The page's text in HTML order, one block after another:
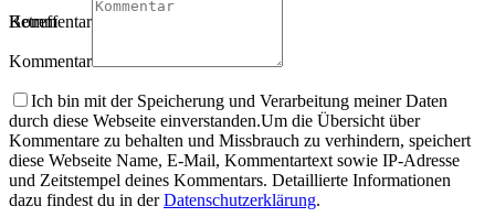
Betreff
Kommentartitel
Kommentar
Ich bin mit der Speicherung und Verarbeitung meiner Daten
durch diese Webseite einverstanden.Um die Übersicht über
Kommentare zu behalten und Missbrauch zu verhindern, speichert
diese Webseite Name, E-Mail, Kommentartext sowie IP-Adresse
und Zeitstempel deines Kommentars. Detaillierte Informationen
dazu findest du in derDatenschutzerklärung.